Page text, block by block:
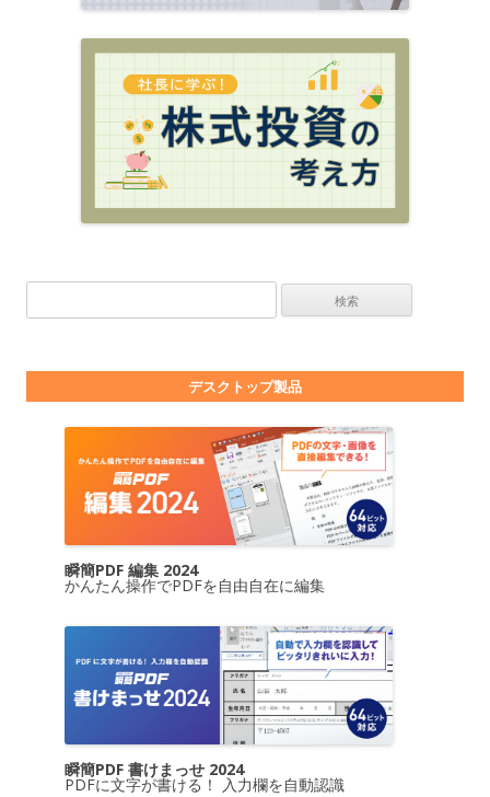
デスクトップ製品
瞬簡PDF 編集 2024
かんたん操作でPDFを自由自在に編集
瞬簡PDF 書けまっせ 2024
PDFに文字が書ける！ 入力欄を自動認識